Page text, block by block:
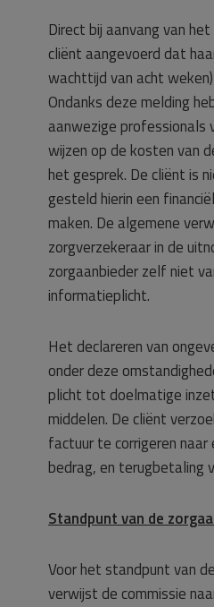
Direct bij aanvang van
cliënt aangevoerd dat
wachttijd van acht
Ondanks deze melding
aanwezige professionals
wijzen op de kosten van
het gesprek. De cliënt is
gesteld hierin een
maken. De algemene
zorgverzekeraar in de
zorgaanbieder zelf niet
informatieplicht.
Het declareren van
onder deze
plicht tot doelmatige
middelen. De cliënt
factuur te corrigeren
bedrag, en terugbetaling
Standpunt van de
Voor het standpunt van
verwijst de commissie